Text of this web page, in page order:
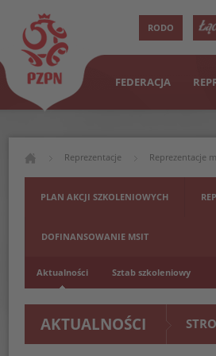
RODO
FEDERACJA
Reprezentacje Reprezentacje
PLAN AKCJI SZKOLENIOWYCH
DOFINANSOWANIE MSIT
Aktualności Sztab szkoleniowy
AKTUALNOŚCI